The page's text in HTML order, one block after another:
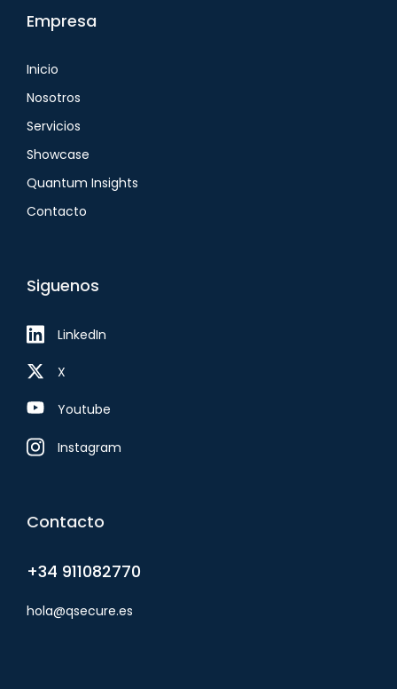
Empresa
Inicio
Nosotros
Servicios
Showcase
Quantum Insights
Contacto
Siguenos
LinkedIn
X
Youtube
Instagram
Contacto
+34 911082770
hola@qsecure.es